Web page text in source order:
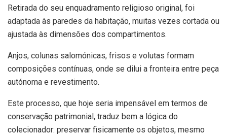
Retirada do seu enquadramento religioso original, foi
adaptada às paredes da habitação, muitas vezes cortada ou
ajustada às dimensões dos compartimentos.
Anjos, colunas salomónicas, frisos e volutas formam
composições contínuas, onde se dilui a fronteira entre peça
autónoma e revestimento.
Este processo, que hoje seria impensável em termos de
conservação patrimonial, traduz bem a lógica do
colecionador: preservar fisicamente os objetos, mesmo